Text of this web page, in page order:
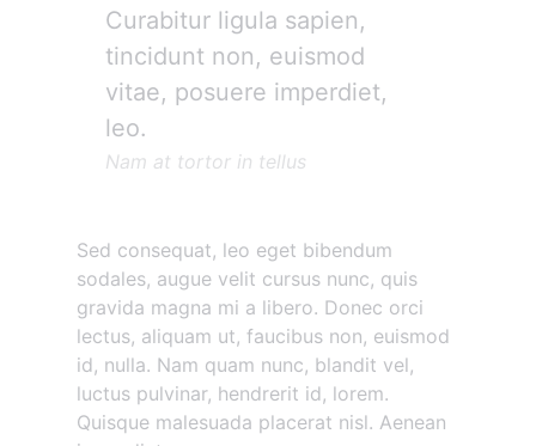
Curabitur ligula sapien,
tincidunt non, euismod
vitae, posuere imperdiet,
leo.
Nam at tortor in tellus
Sed consequat, leo eget bibendum
sodales, augue velit cursus nunc, quis
gravida magna mi a libero. Donec orci
lectus, aliquam ut, faucibus non, euismod
id, nulla. Nam quam nunc, blandit vel,
luctus pulvinar, hendrerit id, lorem.
Quisque malesuada placerat nisl. Aenean